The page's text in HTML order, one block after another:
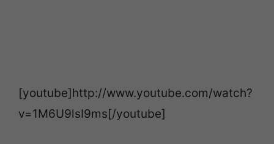
[youtube]http://www.youtube.com/watch?
v=1M6U9lsI9ms[/youtube]